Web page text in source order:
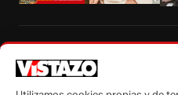
autorización escrita de su titular, de